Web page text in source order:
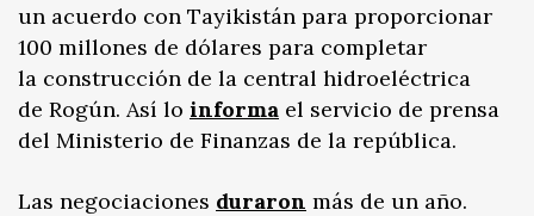
un acuerdo con Tayikistán para proporcionar
100 millones de dólares para completar
la construcción de la central hidroeléctrica
de Rogún. Así lo informa el servicio de prensa
del Ministerio de Finanzas de la república.
Las negociaciones duraron más de un año.